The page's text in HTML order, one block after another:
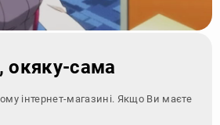
окяку-сама
інтернет-магазині. Якщо Ви маєте